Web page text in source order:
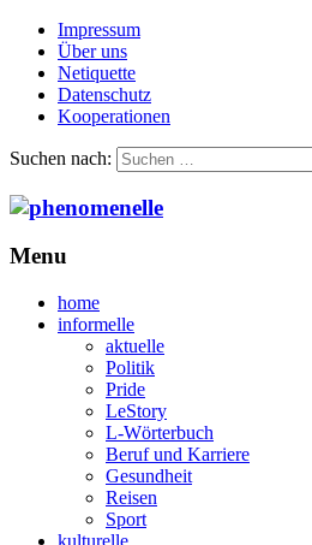
Impressum
Über uns
Netiquette
Datenschutz
Kooperationen
Suchen nach:
Menu
home
informelle
aktuelle
Politik
Pride
LeStory
L-Wörterbuch
Beruf und Karriere
Gesundheit
Reisen
Sport